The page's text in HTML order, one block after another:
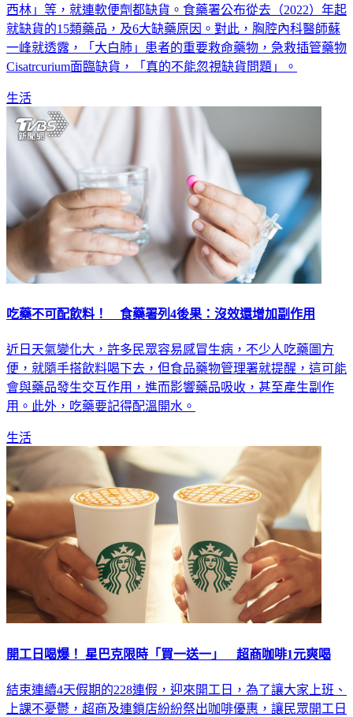
西林」等，就連軟便劑都缺貨。食藥署公布從去（2022）年起
就缺貨的15類藥品，及6大缺藥原因。對此，胸腔內科醫師蘇
一峰就透露，「大白肺」患者的重要救命藥物，急救插管藥物
Cisatrcurium面臨缺貨，「真的不能忽視缺貨問題」。
生活
吃藥不可配飲料！ 食藥署列4後果：沒效還增加副作用
近日天氣變化大，許多民眾容易感冒生病，不少人吃藥圖方
便，就隨手搭飲料喝下去，但食品藥物管理署就提醒，這可能
會與藥品發生交互作用，進而影響藥品吸收，甚至產生副作
用。此外，吃藥要記得配溫開水。
生活
開工日喝爆！ 星巴克限時「買一送一」 超商咖啡1元爽喝
結束連續4天假期的228連假，迎來開工日，為了讓大家上班、
上課不憂鬱，超商及連鎖店紛紛祭出咖啡優惠，讓民眾開工日